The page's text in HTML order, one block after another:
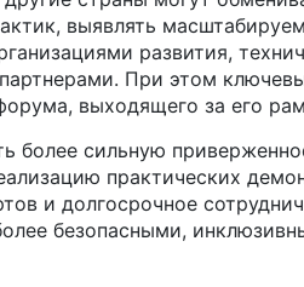
выявлять
развития,
При этом
выходящего за его
более сильную
практических
и долгосрочное
безопасными,